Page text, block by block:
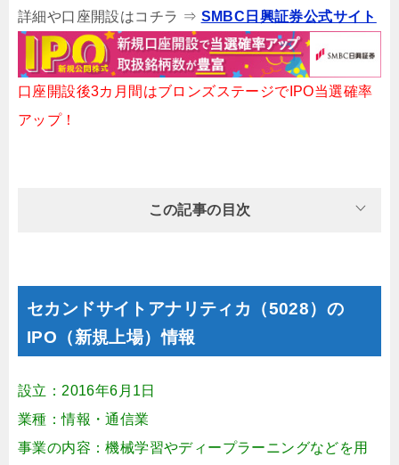
詳細や口座開設はコチラ ⇒ SMBC日興証券公式サイト
口座開設後3カ月間はブロンズステージでIPO当選確率
アップ！
この記事の目次
セカンドサイトアナリティカ（5028）の
IPO（新規上場）情報
設立：2016年6月1日
業種：情報・通信業
事業の内容：機械学習やディープラーニングなどを用